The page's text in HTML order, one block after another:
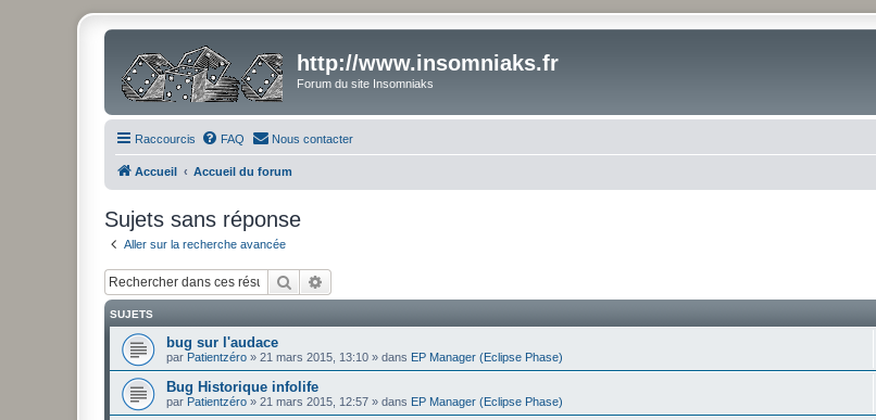
http://www.insomniaks.fr
Forum du site Insomniaks
Raccourcis FAQ Nous contacter
Accueil Accueil du forum
Sujets sans réponse
Aller sur la recherche avancée
Rechercher
SUJETS
bug sur l'audace
par Patientzéro » 21 mars 2015, 13:10 » dans EP Manager (Eclipse Phase)
Bug Historique infolife
par Patientzéro » 21 mars 2015, 12:57 » dans EP Manager (Eclipse Phase)